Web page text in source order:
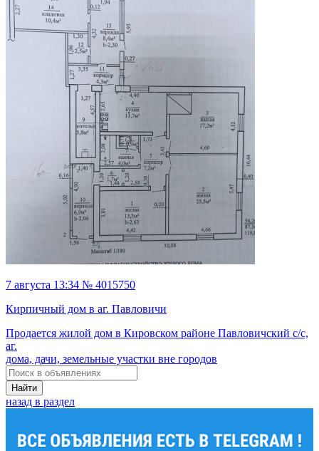
7 августа 13:34 № 4015750
Кирпичный дом в аг. Павловичи
Продается жилой дом в Кировском районе Павловичский с/с,
аг.
дома, дачи, земельные участки вне городов
Найти
назад в раздел